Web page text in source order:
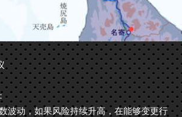
波动，如果风险持续升高，在能够变更行